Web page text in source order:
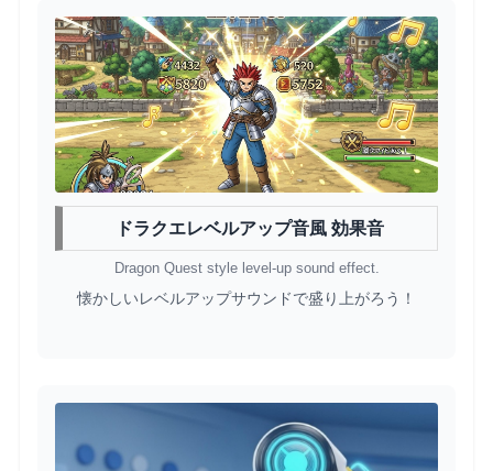
ドラクエレベルアップ音風 効果音
Dragon Quest style level-up sound effect.
懐かしいレベルアップサウンドで盛り上がろう！